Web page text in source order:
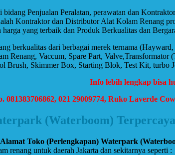
bidang Penjualan Peralatan, perawatan dan
Kontraktor dan Distributor Alat Kolam Renang
yang terbaik dan Produk Berkualitas dan
berkualitas dari berbagai merek ternama
Renang, Vaccum, Spare Part,
Brush, Skimmer Box, Starting Blok, Test Kit, turbo
Info lebih lengkap bisa
081383706862, 021 29009774, Ruko Laverde
(Waterboom)
Alamat Toko (Perlengkapan) Waterpark
renang untuk daerah Jakarta dan sekitarnya seperti :